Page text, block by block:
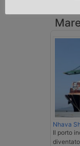
Nhava
Il porto